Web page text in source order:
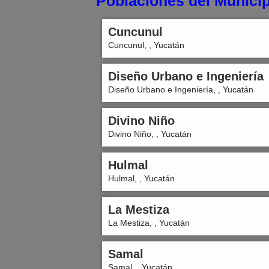
Cuncunul
Cuncunul, , Yucatán
Diseño Urbano e Ingeniería
Diseño Urbano e Ingeniería, , Yucatán
Divino Niño
Divino Niño, , Yucatán
Hulmal
Hulmal, , Yucatán
La Mestiza
La Mestiza, , Yucatán
Samal